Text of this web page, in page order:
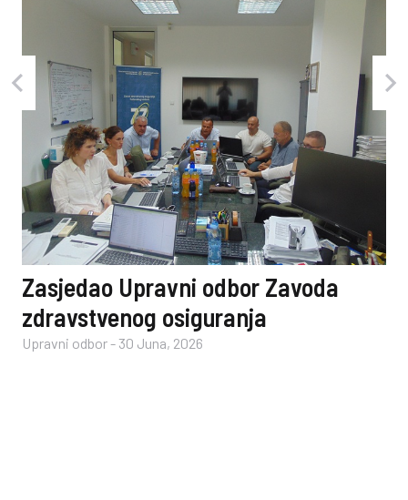
Zasjedao Upravni odbor Zavoda
zdravstvenog osiguranja
Upravni odbor- 30 Juna, 2026